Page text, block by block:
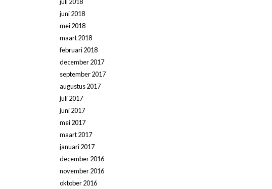
juni 2018
mei 2018
maart 2018
februari 2018
december 2017
september 2017
augustus 2017
juli 2017
juni 2017
mei 2017
maart 2017
januari 2017
december 2016
november 2016
oktober 2016